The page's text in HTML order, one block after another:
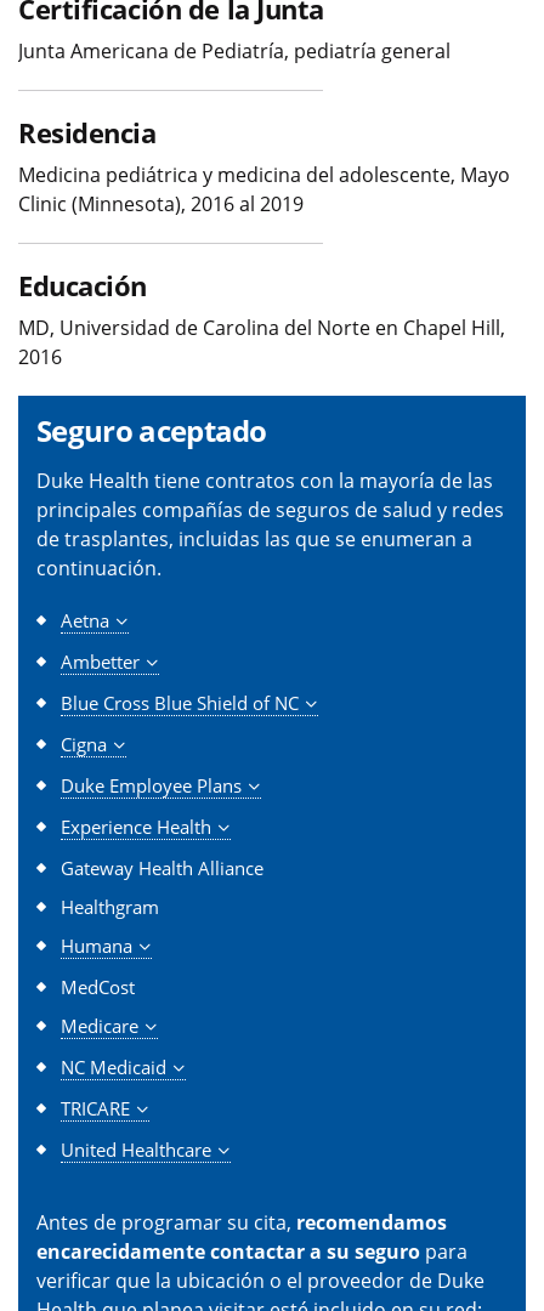
Certificación de la Junta
Junta Americana de Pediatría, pediatría general
Residencia
Medicina pediátrica y medicina del adolescente, Mayo
Clinic (Minnesota), 2016 al 2019
Educación
MD, Universidad de Carolina del Norte en Chapel Hill,
2016
Seguro aceptado
Duke Health tiene contratos con la mayoría de las
principales compañías de seguros de salud y redes
de trasplantes, incluidas las que se enumeran a
continuación.
Aetna
Ambetter
Blue Cross Blue Shield of NC
Cigna
Duke Employee Plans
Experience Health
Gateway Health Alliance
Healthgram
Humana
MedCost
Medicare
NC Medicaid
TRICARE
United Healthcare
Antes de programar su cita, recomendamos
encarecidamente contactar a su seguro para
verificar que la ubicación o el proveedor de Duke